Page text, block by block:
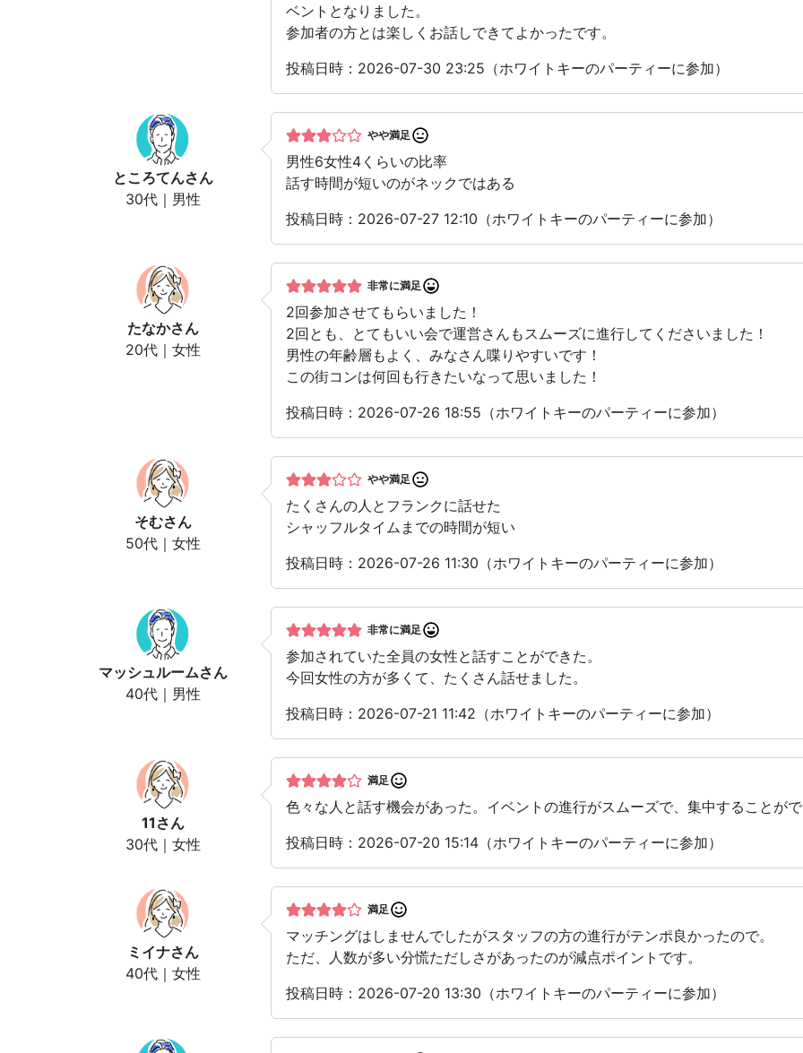
ベントとなりました。
参加者の方とは楽しくお話しできてよかったです。
投稿日時：2026-07-30 23:25（ホワイトキーのパーティーに参加）
ところてんさん
30代｜男性
やや満足
男性6女性4くらいの比率
話す時間が短いのがネックではある
投稿日時：2026-07-27 12:10（ホワイトキーのパーティーに参加）
たなかさん
20代｜女性
非常に満足
2回参加させてもらいました！
2回とも、とてもいい会で運営さんもスムーズに進行してくださいました！
男性の年齢層もよく、みなさん喋りやすいです！
この街コンは何回も行きたいなって思いました！
投稿日時：2026-07-26 18:55（ホワイトキーのパーティーに参加）
そむさん
50代｜女性
やや満足
たくさんの人とフランクに話せた
シャッフルタイムまでの時間が短い
投稿日時：2026-07-26 11:30（ホワイトキーのパーティーに参加）
マッシュルームさん
40代｜男性
非常に満足
参加されていた全員の女性と話すことができた。
今回女性の方が多くて、たくさん話せました。
投稿日時：2026-07-21 11:42（ホワイトキーのパーティーに参加）
11 さん
30代｜女性
満足
色々な人と話す機会があった。イベントの進行がスムーズで、集中することがで
投稿日時：2026-07-20 15:14（ホワイトキーのパーティーに参加）
ミイナさん
40代｜女性
満足
マッチングはしませんでしたがスタッフの方の進行がテンポ良かったので。
ただ、人数が多い分慌ただしさがあったのが減点ポイントです。
投稿日時：2026-07-20 13:30（ホワイトキーのパーティーに参加）